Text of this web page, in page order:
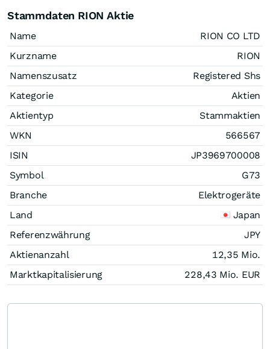
Stammdaten RION Aktie
Name
RION CO LTD
Kurzname
RION
Namenszusatz
Registered Shs
Kategorie
Aktien
Aktientyp
Stammaktien
WKN
566567
ISIN
JP3969700008
Symbol
G73
Branche
Elektrogeräte
Land
Japan
Referenzwährung
JPY
Aktienanzahl
12,35 Mio.
Marktkapitalisierung
228,43 Mio. EUR